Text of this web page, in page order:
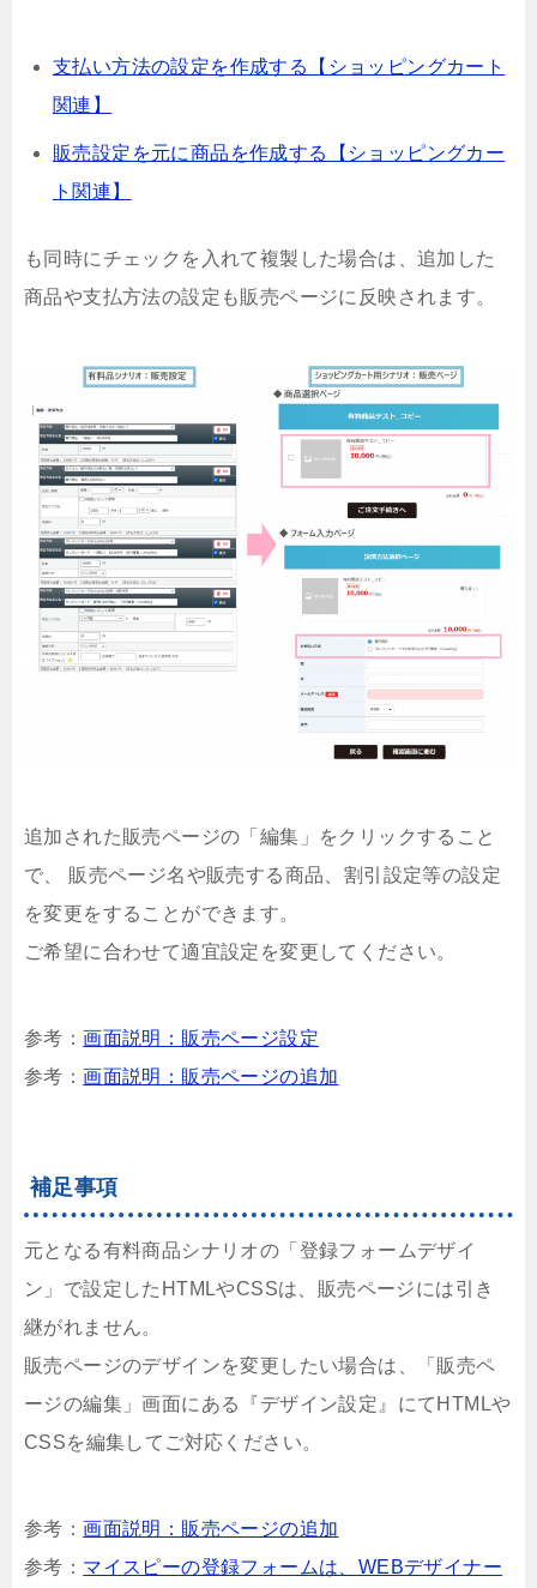
支払い方法の設定を作成する【ショッピングカート
関連】
販売設定を元に商品を作成する【ショッピングカー
ト関連】
も同時にチェックを入れて複製した場合は、追加した
商品や支払方法の設定も販売ページに反映されます。
追加された販売ページの「編集」をクリックすること
で、 販売ページ名や販売する商品、割引設定等の設定
を変更をすることができます。
ご希望に合わせて適宜設定を変更してください。
参考：画面説明：販売ページ設定
参考：画面説明：販売ページの追加
補足事項
元となる有料商品シナリオの「登録フォームデザイ
ン」で設定したHTMLやCSSは、販売ページには引き
継がれません。
販売ページのデザインを変更したい場合は、「販売ペ
ージの編集」画面にある『デザイン設定』にてHTMLや
CSSを編集してご対応ください。
参考：画面説明：販売ページの追加
参考： マイスピーの登録フォームは、WEBデザイナー